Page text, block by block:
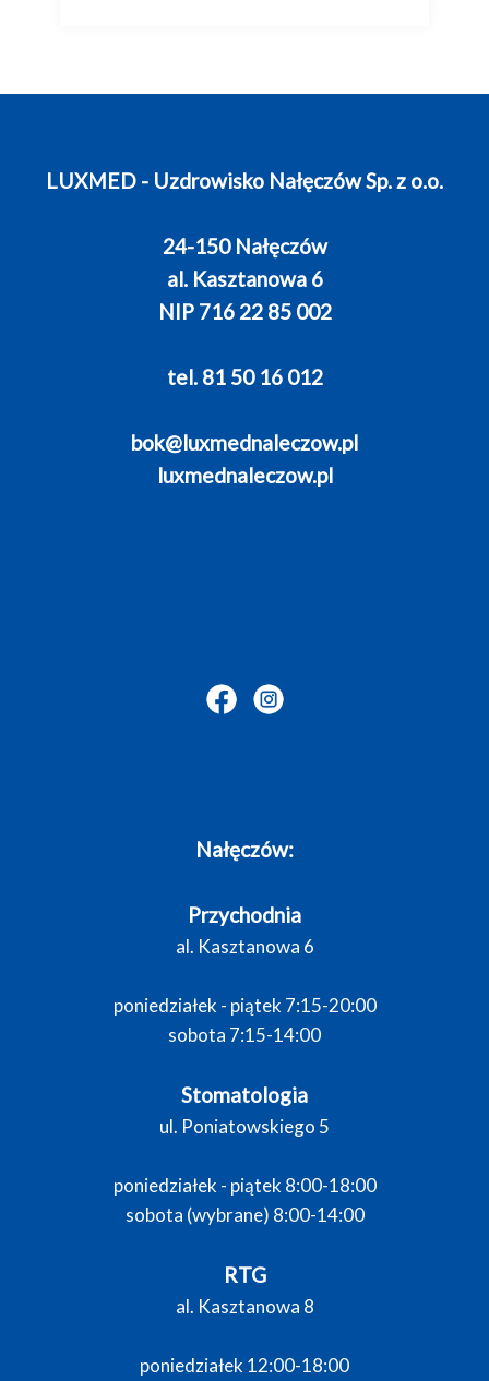
LUXMED - Uzdrowisko Nałęczów Sp. z o.o.
24-150 Nałęczów
al. Kasztanowa 6
NIP 716 22 85 002
tel. 81 50 16 012
bok@luxmednaleczow.pl
luxmednaleczow.pl
Nałęczów:
Przychodnia
al. Kasztanowa 6
poniedziałek - piątek 7:15-20:00
sobota 7:15-14:00
Stomatologia
ul. Poniatowskiego 5
poniedziałek - piątek 8:00-18:00
sobota (wybrane) 8:00-14:00
RTG
al. Kasztanowa 8
poniedziałek 12:00-18:00